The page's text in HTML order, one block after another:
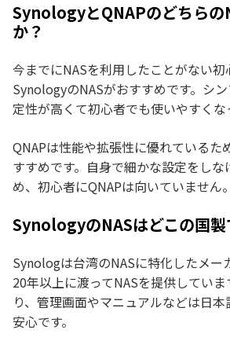
SynologyとQNAPのどちらの
か？
今までにNASを利用したことがない初
SynologyのNASがおすすめです。シ
定性が高くて初心者でも使いやすくな
QNAPは性能や拡張性に優れているた
すすめです。自身で細かな設定をし
め、初心者にQNAPは向いていません。
SynologyのNASはどこの国製
Synologは台湾のNASに特化したメー
20年以上に渡ってNASを提供してい
り、管理画面やマニュアルなどは日
安心です。